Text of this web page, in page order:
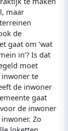
maar
de
gaat om ‘wat
in’? Is dat
moet
te
de inwoner
gaat
de inwoner
Zo